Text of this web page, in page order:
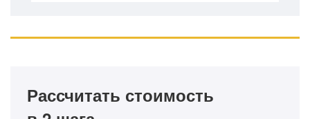
Рассчитать стоимость